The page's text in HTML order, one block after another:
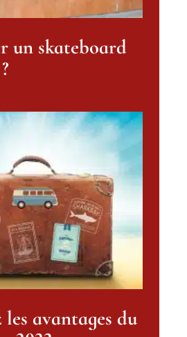
un skateboard
les avantages du